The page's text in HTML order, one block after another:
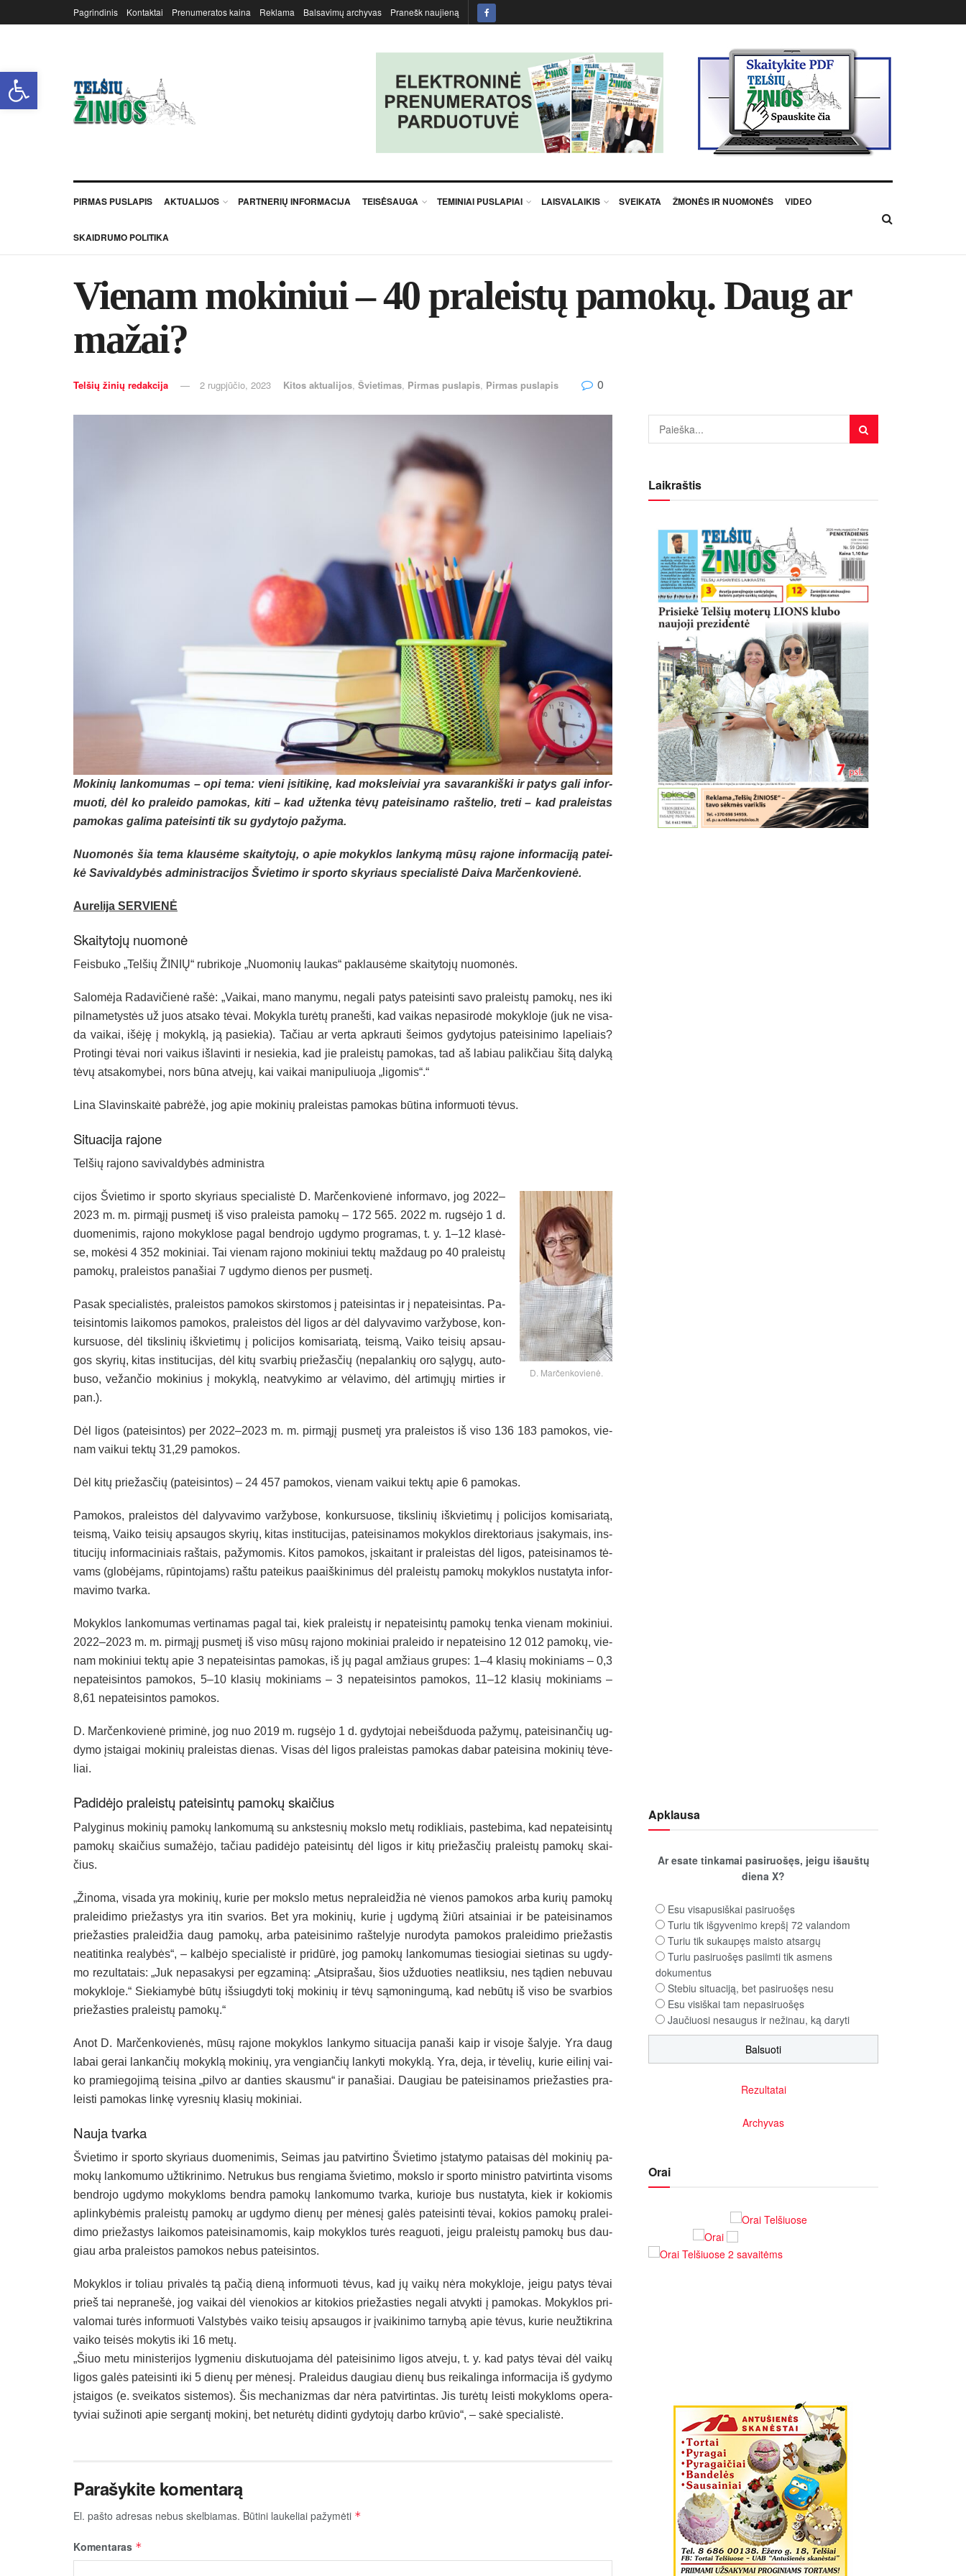
Open toolbar
Pagrindinis Kontaktai Prenumeratos kaina Reklama Balsavimų archyvas Pranešk naujieną
PIRMAS PUSLAPIS AKTUALIJOS PARTNERIŲ INFORMACIJA TEISĖSAUGA TEMINIAI PUSLAPIAI LAISVALAIKIS SVEIKATA ŽMONĖS IR NUOMONĖS VIDEO
SKAIDRUMO POLITIKA
Vie­nam mo­ki­niui – 40 pra­leis­tų pa­mo­kų. Daug ar
ma­žai?
Telšių žinių redakcija 2 rugpjūčio, 2023 Kitos aktualijos, Švietimas, Pirmas puslapis, Pirmas puslapis 0
Mo­ki­nių lan­ko­mu­mas – opi te­ma: vie­ni įsi­ti­ki­nę, kad moks­lei­viai yra sa­va­ran­kiš­ki ir pa­tys ga­li in­for­
muo­ti, dėl ko pra­lei­do pa­mo­kas, ki­ti – kad už­ten­ka tė­vų pa­tei­si­na­mo raš­te­lio, tre­ti – kad pra­leis­tas
pa­mo­kas ga­li­ma pa­tei­sin­ti tik su gy­dy­to­jo pa­žy­ma.
Nuo­mo­nės šia te­ma klau­sė­me skai­ty­to­jų, o apie mo­kyk­los lan­ky­mą mū­sų ra­jo­ne in­for­ma­ci­ją pa­tei­
kė Sa­vi­val­dy­bės ad­mi­nist­ra­ci­jos Švie­ti­mo ir spor­to sky­riaus spe­cia­lis­tė Dai­va Mar­čen­ko­vie­nė.
Au­re­li­ja SER­VIE­NĖ
Skai­ty­to­jų nuo­mo­nė
Feis­bu­ko „Tel­šių ŽI­NIŲ“ rub­ri­ko­je „Nuo­mo­nių lau­kas“ pa­klau­sė­me skai­ty­to­jų nuo­mo­nės.
Sa­lo­mė­ja Ra­da­vi­čie­nė ra­šė: „Vai­kai, ma­no ma­ny­mu, ne­ga­li pa­tys pa­tei­sin­ti sa­vo pra­leis­tų pa­mo­kų, nes iki
pil­na­me­tys­tės už juos at­sa­ko tė­vai. Mo­kyk­la tu­rė­tų pra­neš­ti, kad vai­kas ne­pa­si­ro­dė mo­kyk­lo­je (juk ne vi­sa­
da vai­kai, išė­ję į mo­kyk­lą, ją pa­sie­kia). Ta­čiau ar ver­ta ap­krau­ti šei­mos gy­dy­to­jus pa­tei­si­ni­mo la­pe­liais?
Pro­tin­gi tė­vai no­ri vai­kus iš­la­vin­ti ir ne­sie­kia, kad jie pra­leis­tų pa­mo­kas, tad aš la­biau pa­lik­čiau ši­tą da­ly­ką
tė­vų at­sa­ko­my­bei, nors bū­na at­ve­jų, kai vai­kai ma­ni­pu­liuo­ja „li­go­mis“.“
Li­na Sla­vins­kai­tė pa­brė­žė, jog apie mo­ki­nių pra­leis­tas pa­mo­kas bū­ti­na in­for­muo­ti tė­vus.
Si­tua­ci­ja ra­jo­ne
Tel­šių ra­jo­no sa­vi­val­dy­bės ad­mi­nist­ra­
D. Mar­čen­ko­vie­nė.
ci­jos Švie­ti­mo ir spor­to sky­riaus spe­cia­lis­tė D. Mar­čen­ko­vie­nė in­for­ma­vo, jog 2022–
2023 m. m. pir­mą­jį pus­me­tį iš vi­so pra­leis­ta pa­mo­kų – 172 565. 2022 m. rug­sė­jo 1 d.
duo­me­ni­mis, ra­jo­no mo­kyk­lo­se pa­gal bend­ro­jo ug­dy­mo pro­gra­mas, t. y. 1–12 kla­sė­
se, mo­kė­si 4 352 mo­ki­niai. Tai vie­nam ra­jo­no mo­ki­niui tek­tų maž­daug po 40 pra­leis­tų
pa­mo­kų, pra­leis­tos pa­na­šiai 7 ug­dy­mo die­nos per pus­me­tį.
Pa­sak spe­cia­lis­tės, pra­leis­tos pa­mo­kos skirs­to­mos į pa­tei­sin­tas ir į ne­pa­tei­sin­tas. Pa­
tei­sin­to­mis lai­ko­mos pa­mo­kos, pra­leis­tos dėl li­gos ar dėl da­ly­va­vi­mo var­žy­bo­se, kon­
kur­suo­se, dėl tiks­li­nių iš­kvie­ti­mų į po­li­ci­jos ko­mi­sa­ria­tą, teis­mą, Vai­ko tei­sių ap­sau­
gos sky­rių, ki­tas ins­ti­tu­ci­jas, dėl ki­tų svar­bių prie­žas­čių (ne­pa­lan­kių oro są­ly­gų, au­to­
bu­so, ve­žan­čio mo­ki­nius į mo­kyk­lą, neat­vy­ki­mo ar vė­la­vi­mo, dėl ar­ti­mų­jų mir­ties ir
pan.).
Dėl li­gos (pa­tei­sin­tos) per 2022–2023 m. m. pir­mą­jį pus­me­tį yra pra­leis­tos iš vi­so 136 183 pa­mo­kos, vie­
nam vai­kui tek­tų 31,29 pa­mo­kos.
Dėl ki­tų prie­žas­čių (pa­tei­sin­tos) – 24 457 pa­mo­kos, vie­nam vai­kui tek­tų apie 6 pa­mo­kas.
Pa­mo­kos, pra­leis­tos dėl da­ly­va­vi­mo var­žy­bo­se, kon­kur­suo­se, tiks­li­nių iš­kvie­ti­mų į po­li­ci­jos ko­mi­sa­ria­tą,
teis­mą, Vai­ko tei­sių ap­sau­gos sky­rių, ki­tas ins­ti­tu­ci­jas, pa­tei­si­na­mos mo­kyk­los di­rek­to­riaus įsa­ky­mais, ins­
ti­tu­ci­jų in­for­ma­ci­niais raš­tais, pa­žy­mo­mis. Ki­tos pa­mo­kos, įskai­tant ir pra­leis­tas dėl li­gos, pa­tei­si­na­mos tė­
vams (glo­bė­jams, rū­pin­to­jams) raš­tu pa­tei­kus paaiš­ki­ni­mus dėl pra­leis­tų pa­mo­kų mo­kyk­los nu­sta­ty­ta in­for­
ma­vi­mo tvar­ka.
Mo­kyk­los lan­ko­mu­mas ver­ti­na­mas pa­gal tai, kiek pra­leis­tų ir ne­pa­tei­sin­tų pa­mo­kų ten­ka vie­nam mo­ki­niui.
2022–2023 m. m. pir­mą­jį pus­me­tį iš vi­so mū­sų ra­jo­no mo­ki­niai pra­lei­do ir ne­pa­tei­si­no 12 012 pa­mo­kų, vie­
nam mo­ki­niui tek­tų apie 3 ne­pa­tei­sin­tas pa­mo­kas, iš jų pa­gal am­žiaus gru­pes: 1–4 kla­sių mo­ki­niams – 0,3
ne­pa­tei­sin­tos pa­mo­kos, 5–10 kla­sių mo­ki­niams – 3 ne­pa­tei­sin­tos pa­mo­kos, 11–12 kla­sių mo­ki­niams –
8,61 ne­pa­tei­sin­tos pa­mo­kos.
D. Mar­čen­ko­vie­nė pri­mi­nė, jog nuo 2019 m. rug­sė­jo 1 d. gy­dy­to­jai ne­beiš­duo­da pa­žy­mų, pa­tei­si­nan­čių ug­
dy­mo įstai­gai mo­ki­nių pra­leis­tas die­nas. Vi­sas dėl li­gos pra­leis­tas pa­mo­kas da­bar pa­tei­si­na mo­ki­nių tė­ve­
liai.
Pa­di­dė­jo pra­leis­tų pa­tei­sin­tų pa­mo­kų skai­čius
Pa­ly­gi­nus mo­ki­nių pa­mo­kų lan­ko­mu­mą su anks­tes­nių moks­lo me­tų ro­dik­liais, pa­ste­bi­ma, kad ne­pa­tei­sin­tų
pa­mo­kų skai­čius su­ma­žė­jo, ta­čiau pa­di­dė­jo pa­tei­sin­tų dėl li­gos ir ki­tų prie­žas­čių pra­leis­tų pa­mo­kų skai­
čius.
„Ži­no­ma, vi­sa­da yra mo­ki­nių, ku­rie per moks­lo me­tus ne­pra­lei­džia nė vie­nos pa­mo­kos ar­ba ku­rių pa­mo­kų
pra­lei­di­mo prie­žas­tys yra itin sva­rios. Bet yra mo­ki­nių, ku­rie į ug­dy­mą žiū­ri at­sai­niai ir be pa­tei­si­na­mos
prie­žas­ties pra­lei­džia daug pa­mo­kų, ar­ba pa­tei­si­ni­mo raš­te­ly­je nu­ro­dy­ta pa­mo­kos pra­lei­di­mo prie­žas­tis
nea­ti­tin­ka rea­ly­bės“, – kal­bė­jo spe­cia­lis­tė ir pri­dū­rė, jog pa­mo­kų lan­ko­mu­mas tie­sio­giai sie­ti­nas su ug­dy­
mo re­zul­ta­tais: „Juk ne­pa­sa­ky­si per eg­za­mi­ną: „At­sip­ra­šau, šios už­duo­ties neat­lik­siu, nes tą­dien ne­bu­vau
mo­kyk­lo­je.“ Sie­kia­my­bė bū­tų iš­siug­dy­ti to­kį mo­ki­nių ir tė­vų są­mo­nin­gu­mą, kad ne­bū­tų iš vi­so be svar­bios
prie­žas­ties pra­leis­tų pa­mo­kų.“
Anot D. Mar­čen­ko­vie­nės, mū­sų ra­jo­ne mo­kyk­los lan­ky­mo si­tua­ci­ja pa­na­ši kaip ir vi­so­je ša­ly­je. Yra daug
la­bai ge­rai lan­kan­čių mo­kyk­lą mo­ki­nių, yra ven­gian­čių lan­ky­ti mo­kyk­lą. Yra, de­ja, ir tė­ve­lių, ku­rie ei­li­nį vai­
ko pra­mie­go­ji­mą tei­si­na „pil­vo ar dan­ties skaus­mu“ ir pa­na­šiai. Dau­giau be pa­tei­si­na­mos prie­žas­ties pra­
leis­ti pa­mo­kas lin­kę vy­res­nių kla­sių mo­ki­niai.
Nau­ja tvar­ka
Švie­ti­mo ir spor­to sky­riaus duo­me­ni­mis, Sei­mas jau pa­tvir­ti­no Švie­ti­mo įsta­ty­mo pa­tai­sas dėl mo­ki­nių pa­
mo­kų lan­ko­mu­mo už­tik­ri­ni­mo. Net­ru­kus bus ren­gia­ma švie­ti­mo, moks­lo ir spor­to mi­nist­ro pa­tvir­tin­ta vi­soms
bend­ro­jo ug­dy­mo mo­kyk­loms bend­ra pa­mo­kų lan­ko­mu­mo tvar­ka, ku­rio­je bus nu­sta­ty­ta, kiek ir ko­kio­mis
ap­lin­ky­bė­mis pra­leis­tų pa­mo­kų ar ug­dy­mo die­nų per mė­ne­sį ga­lės pa­tei­sin­ti tė­vai, ko­kios pa­mo­kų pra­lei­
di­mo prie­žas­tys lai­ko­mos pa­tei­si­na­mo­mis, kaip mo­kyk­los tu­rės rea­guo­ti, jei­gu pra­leis­tų pa­mo­kų bus dau­
giau ar­ba pra­leis­tos pa­mo­kos ne­bus pa­tei­sin­tos.
Mo­kyk­los ir to­liau pri­va­lės tą pa­čią die­ną in­for­muo­ti tė­vus, kad jų vai­kų nė­ra mo­kyk­lo­je, jei­gu pa­tys tė­vai
prieš tai ne­pra­ne­šė, jog vai­kai dėl vie­no­kios ar ki­to­kios prie­žas­ties ne­ga­li at­vyk­ti į pa­mo­kas. Mo­kyk­los pri­
va­lo­mai tu­rės in­for­muo­ti Vals­ty­bės vai­ko tei­sių ap­sau­gos ir įvai­ki­ni­mo tar­ny­bą apie tė­vus, ku­rie neuž­tik­ri­na
vai­ko tei­sės mo­ky­tis iki 16 me­tų.
„Šiuo me­tu mi­nis­te­ri­jos lyg­me­niu dis­ku­tuo­ja­ma dėl pa­tei­si­ni­mo li­gos at­ve­ju, t. y. kad pa­tys tė­vai dėl vai­kų
li­gos ga­lės pa­tei­sin­ti iki 5 die­nų per mė­ne­sį. Pra­lei­dus dau­giau die­nų bus rei­ka­lin­ga in­for­ma­ci­ja iš gy­dy­mo
įstai­gos (e. svei­ka­tos sis­te­mos). Šis me­cha­niz­mas dar nė­ra pa­tvir­tin­tas. Jis tu­rė­tų leis­ti mo­kyk­loms ope­ra­
ty­viai su­ži­no­ti apie ser­gan­tį mo­ki­nį, bet ne­tu­rė­tų di­din­ti gy­dy­to­jų dar­bo krū­vio“, – sa­kė spe­cia­lis­tė.
Parašykite komentarą
El. pašto adresas nebus skelbiamas. Būtini laukeliai pažymėti *
Komentaras *
Laikraštis
Apklausa
Ar esate tinkamai pasiruošęs, jeigu išauštų
diena X?
Esu visapusiškai pasiruošęs
Turiu tik išgyvenimo krepšį 72 valandom
Turiu tik sukaupęs maisto atsargų
Turiu pasiruošęs pasiimti tik asmens
dokumentus
Stebiu situaciją, bet pasiruošęs nesu
Esu visiškai tam nepasiruošęs
Jaučiuosi nesaugus ir nežinau, ką daryti
Rezultatai
Archyvas
Orai